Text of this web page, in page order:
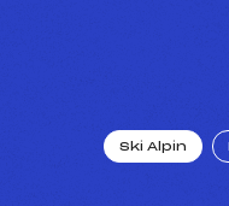
Ski Alpin